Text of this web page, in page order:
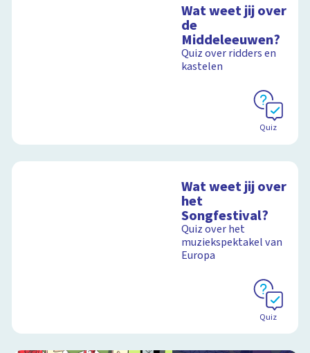
Wat weet jij over
de
Middeleeuwen?
Quiz over ridders en
kastelen
Quiz
Wat weet jij over
het
Songfestival?
Quiz over het
muziekspektakel van
Europa
Quiz